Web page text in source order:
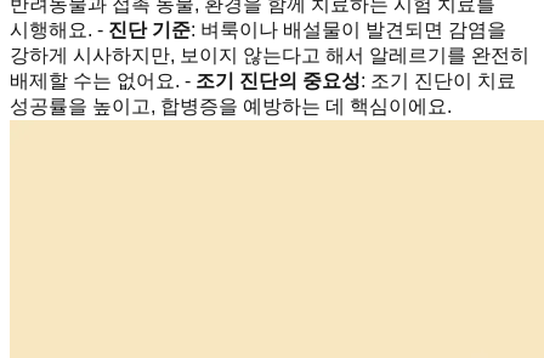
반려동물과 접촉 동물, 환경을 함께 치료하는 시험 치료를
시행해요. - 진단 기준: 벼룩이나 배설물이 발견되면 감염을
강하게 시사하지만, 보이지 않는다고 해서 알레르기를 완전히
배제할 수는 없어요. - 조기 진단의 중요성: 조기 진단이 치료
성공률을 높이고, 합병증을 예방하는 데 핵심이에요.